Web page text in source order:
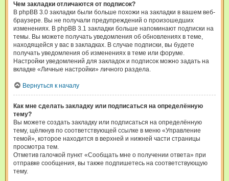
Чем закладки отличаются от подписок?
В phpBB 3.0 закладки были больше похожи на закладки в вашем веб-
браузере. Вы не получали предупреждений о произошедших
изменениях. В phpBB 3.1 закладки больше напоминают подписки на
темы. Вы можете получать уведомления об обновлениях в теме,
находящейся у вас в закладках. В случае подписки, вы будете
получать уведомления об изменениях в теме или форуме.
Настройки уведомлений для закладок и подписок можно задать на
вкладке «Личные настройки» личного раздела.
Вернуться к началу
Как мне сделать закладку или подписаться на определённую
тему?
Вы можете создать закладку или подписаться на определённую
тему, щёлкнув по соответствующей ссылке в меню «Управление
темой», которое находится в верхней и нижней части страницы
просмотра тем.
Отметив галочкой пункт «Сообщать мне о получении ответа» при
отправке сообщения, вы также подпишетесь на соответствующую
тему.